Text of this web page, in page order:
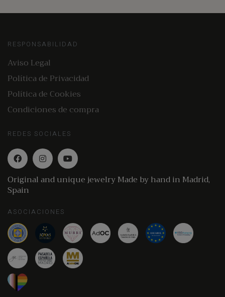
RESPONSABILIDAD
Aviso Legal
Política de Privacidad
Política de Cookies
Condiciones de compra
REDES SOCIALES
Original and unique jewelry Made by hand in Madrid,
Spain
ASOCIACIONES